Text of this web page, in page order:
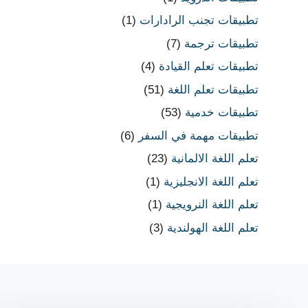
تطبيقات تجنب الرادارات (1)
تطبيقات ترجمة (7)
تطبيقات تعلم القيادة (4)
تطبيقات تعلم اللغة (51)
تطبيقات خدمية (53)
تطبيقات مهمة في السفر (6)
تعلم اللغة الالمانية (23)
تعلم اللغة الانجليزية (1)
تعلم اللغة النرويجية (1)
تعلم اللغة الهولندية (3)